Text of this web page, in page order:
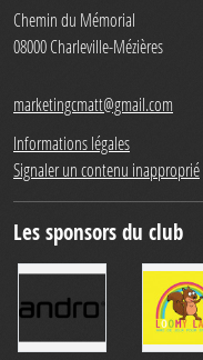
Chemin du Mémorial
08000Charleville-Mézières
marketingcmatt@gmail.com
Informations légales
Signaler un contenu inapproprié
Les sponsors du club